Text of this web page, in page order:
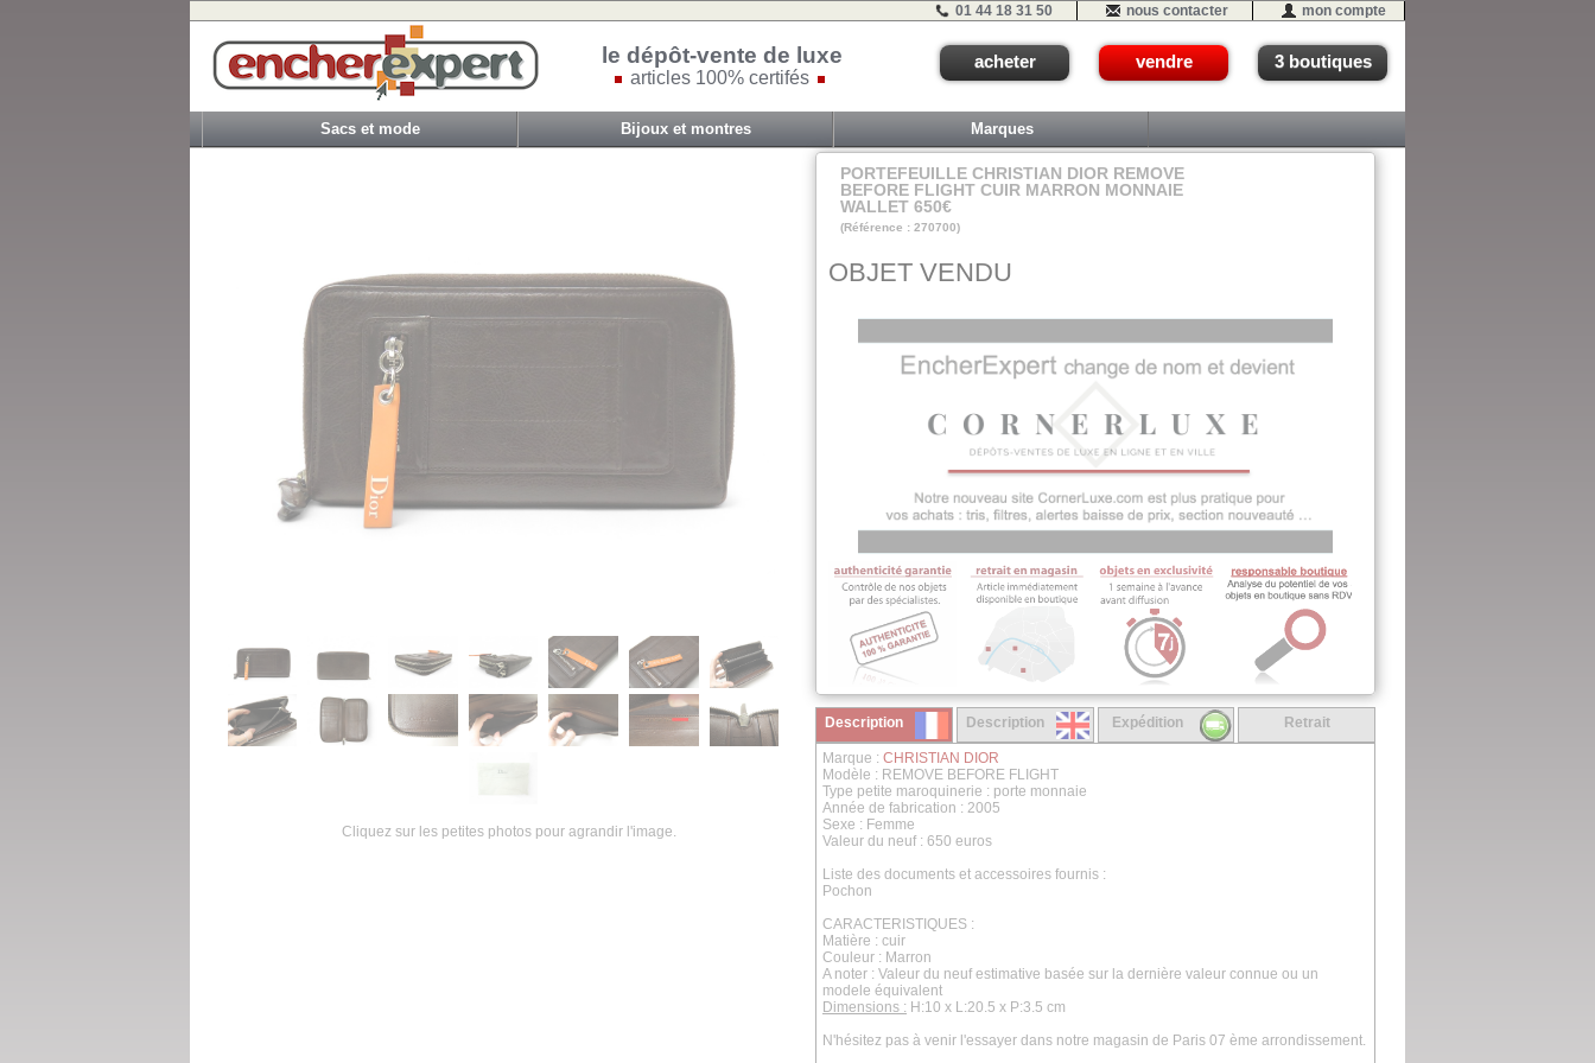
01 44 18 31 50 nous contacter mon compte
le dépôt-vente de luxe
articles 100% certifés
acheter vendre 3 boutiques
Sacs et mode Bijoux et montres Marques
Cliquez sur les petites photos pour agrandir l'image.
PORTEFEUILLE CHRISTIAN DIOR REMOVE
BEFORE FLIGHT CUIR MARRON MONNAIE
WALLET 650€
(Référence : 270700)
OBJET VENDU
Description Description Expédition Retrait
Marque : CHRISTIAN DIOR
Modèle : REMOVE BEFORE FLIGHT
Type petite maroquinerie : porte monnaie
Année de fabrication : 2005
Sexe : Femme
Valeur du neuf : 650 euros
Liste des documents et accessoires fournis :
Pochon
CARACTERISTIQUES :
Matière : cuir
Couleur : Marron
A noter : Valeur du neuf estimative basée sur la dernière valeur connue ou un
modele équivalent
Dimensions : H:10 x L:20.5 x P:3.5 cm
N'hésitez pas à venir l'essayer dans notre magasin de Paris 07 ème arrondissement.